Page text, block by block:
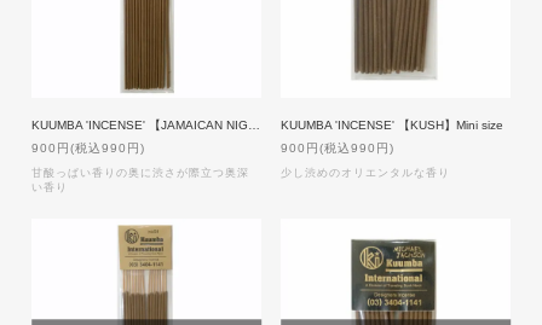
900円(税込990円)
甘酸っぱい香りの奥に渋さが際立つ奥深
い香り
KUUMBA 'INCENSE' 【KUSH】Mini size
900円(税込990円)
少し渋めのオリエンタルな香り